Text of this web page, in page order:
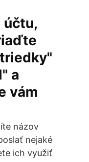
účtu,
a
vám
názov
nejaké
ich využiť